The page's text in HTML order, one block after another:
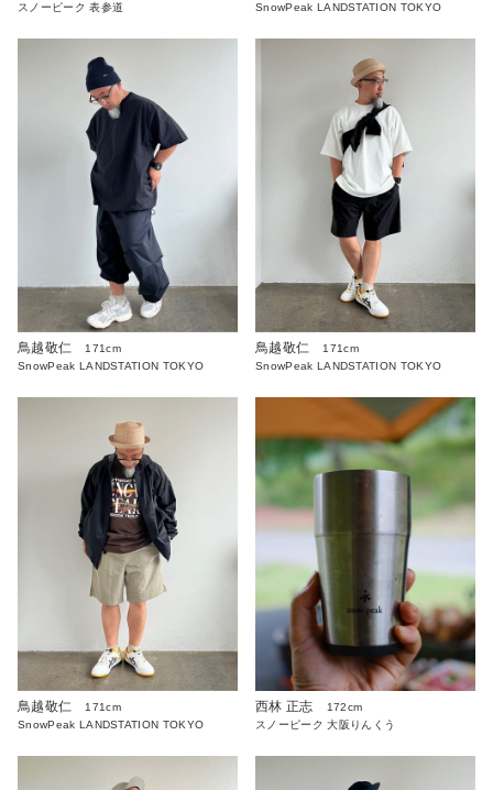
スノーピーク 表参道
SnowPeak LANDSTATION TOKYO
鳥越敬仁
171cm
SnowPeak LANDSTATION TOKYO
鳥越敬仁
171cm
SnowPeak LANDSTATION TOKYO
鳥越敬仁
171cm
SnowPeak LANDSTATION TOKYO
西林 正志
172cm
スノーピーク 大阪りんくう